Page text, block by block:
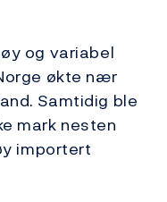
og variabel
økte nær
Samtidig ble
mark nesten
importert